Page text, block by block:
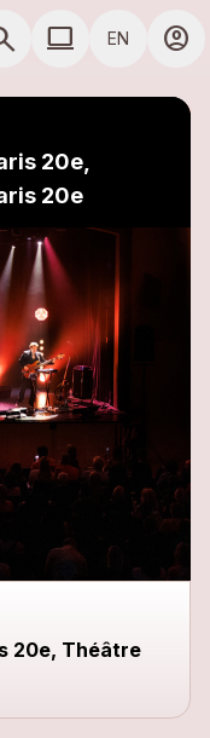
COMPUTER USE
computer EN account_circle
20e,
20e
20e, Théâtre
close